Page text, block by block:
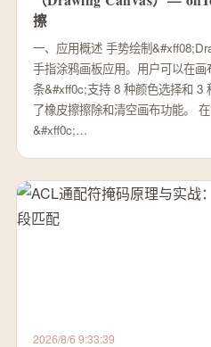
擦
一、应用概述 手势绘制
手指涂鸦画板应用。用户可以在
条&#xff0c;支持 8 种颜色选择和 3
了橡皮擦擦除和清空画布功能。
&#xff0c;…
2026/8/6 9:33:39